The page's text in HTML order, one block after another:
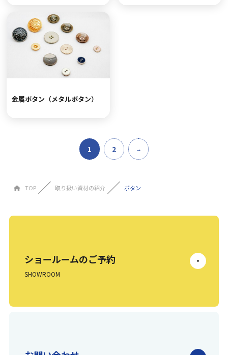
金属ボタン（メタルボタン）
1 2
TOP 取り扱い資材の紹介 ボタン
ショールームのご予約
SHOWROOM